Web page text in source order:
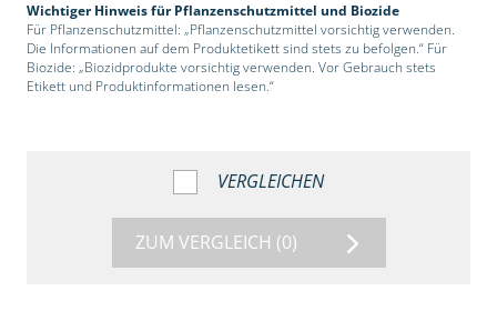
Wichtiger Hinweis für Pflanzenschutzmittel und Biozide
Für Pflanzenschutzmittel: „Pflanzenschutzmittel vorsichtig verwenden.
Die Informationen auf dem Produktetikett sind stets zu befolgen.“ Für
Biozide: „Biozidprodukte vorsichtig verwenden. Vor Gebrauch stets
Etikett und Produktinformationen lesen.“
VERGLEICHEN
ZUM VERGLEICH (0)